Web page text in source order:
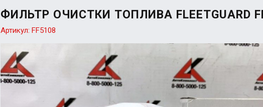
ФИЛЬТР ОЧИСТКИ ТОПЛИВА FLEETGUARD
Артикул: FF5108